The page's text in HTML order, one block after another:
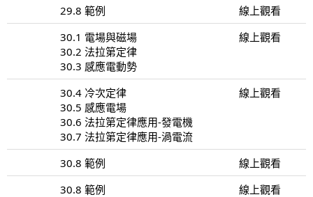
29.8 範例
線上觀看
30.1 電場與磁場
30.2 法拉第定律
30.3 感應電動勢
線上觀看
30.4 冷次定律
30.5 感應電場
30.6 法拉第定律應用-發電機
30.7 法拉第定律應用-渦電流
線上觀看
30.8 範例
線上觀看
30.8 範例
線上觀看